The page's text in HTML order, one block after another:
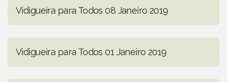
Vidigueira para Todos 08 Janeiro 2019
Vidigueira para Todos 01 Janeiro 2019